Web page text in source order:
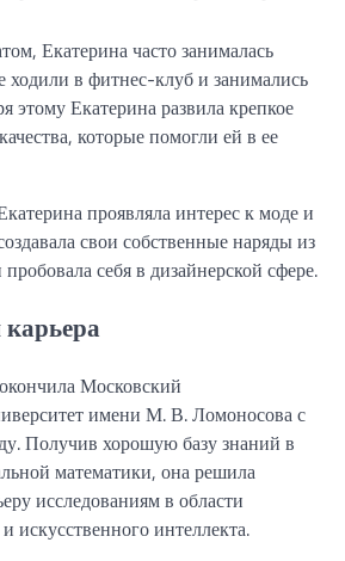
Екатерина часто занималась
ходили в фитнес-клуб и занимались
этому Екатерина развила крепкое
которые помогли ей в ее
проявляла интерес к моде и
свои собственные наряды из
себя в дизайнерской сфере.
окончила Московский
имени М. В. Ломоносова с
Получив хорошую базу знаний в
математики, она решила
исследованиям в области
искусственного интеллекта.